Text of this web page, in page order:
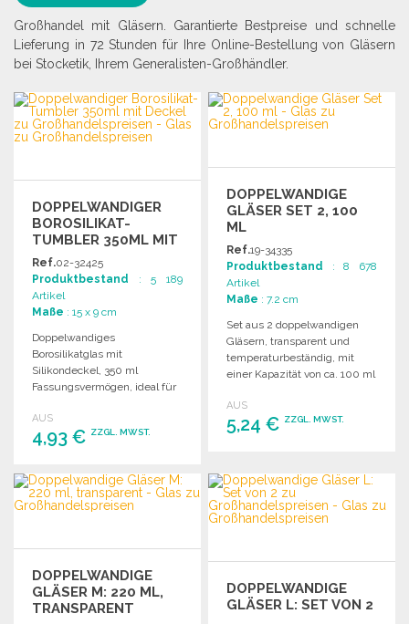
Großhandel mit Gläsern. Garantierte Bestpreise und schnelle
Lieferung in 72 Stunden für Ihre Online-Bestellung von Gläsern
bei Stocketik, Ihrem Generalisten-Großhändler.
DOPPELWANDIGER
BOROSILIKAT-
TUMBLER 350ML MIT
DECKEL ZU
GROSSHANDELSPREISEN
Ref.02-32425
Produktbestand : 5 189
Artikel
Maße : 15 x 9 cm
Doppelwandiges
Borosilikatglas mit
Silikondeckel, 350 ml
Fassungsvermögen, ideal für
AUS
4,93 € ZZGL. MWST.
BESTELLEN
Angebot anfordern
DOPPELWANDIGE
GLÄSER SET 2, 100
ML
Ref.19-34335
Produktbestand : 8 678
Artikel
Maße : 7.2 cm
Set aus 2 doppelwandigen
Gläsern, transparent und
temperaturbeständig, mit
einer Kapazität von ca. 100 ml
AUS
5,24 € ZZGL. MWST.
Angebot anfordern
DOPPELWANDIGE
GLÄSER M: 220 ML,
TRANSPARENT
DOPPELWANDIGE
GLÄSER L: SET VON 2